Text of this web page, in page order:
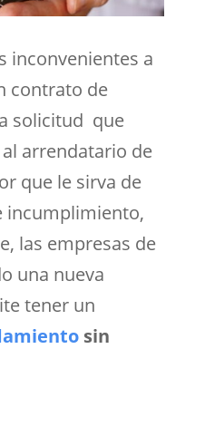
inconvenientes a
contrato de
solicitud que
arrendatario de
que le sirva de
incumplimiento,
las empresas de
una nueva
tener un
sin